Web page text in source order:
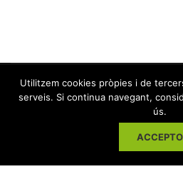
Utilitzem cookies pròpies i de
serveis. Si continua navegant,
ús.
ACCEPTO